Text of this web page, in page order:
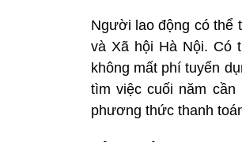
Người lao động có thể
và Xã hội Hà Nội. Có
không mất phí tuyển
tìm việc cuối năm
phương thức thanh